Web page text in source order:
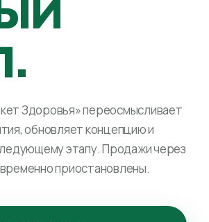
Здоровья» переосмысливает
обновляет концепцию и
этапу. Продажи через
приостановлены.